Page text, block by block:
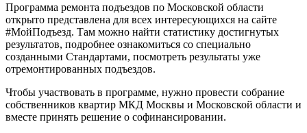
Программа ремонта подъездов по Московской области
открыто представлена для всех интересующихся на сайте
#МойПодъезд. Там можно найти статистику достигнутых
результатов, подробнее ознакомиться со специально
созданными Стандартами, посмотреть результаты уже
отремонтированных подъездов.
Чтобы участвовать в программе, нужно провести собрание
собственников квартир МКД Москвы и Московской области и
вместе принять решение о софинансировании.